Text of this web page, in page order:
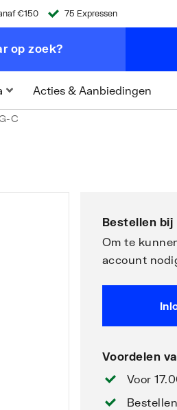
€150 75 Expressen
Acties & Aanbiedingen
C
Bestellen bij
Om te
account
Voordelen
Voor